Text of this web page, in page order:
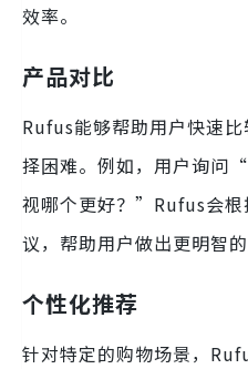
效率。
产品对比
Rufus能够帮助用户快速
择困难。例如，用户询问
视哪个更好？”Rufus会根
议，帮助用户做出更明智的
个性化推荐
针对特定的购物场景，